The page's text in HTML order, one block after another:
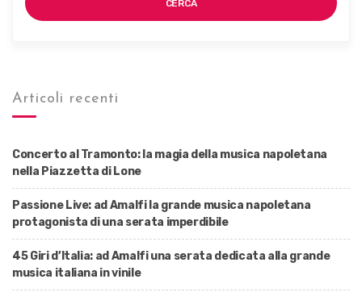
CERCA
Articoli recenti
Concerto al Tramonto: la magia della musica napoletana
nella Piazzetta di Lone
Passione Live: ad Amalfi la grande musica napoletana
protagonista di una serata imperdibile
45 Giri d’Italia: ad Amalfi una serata dedicata alla grande
musica italiana in vinile